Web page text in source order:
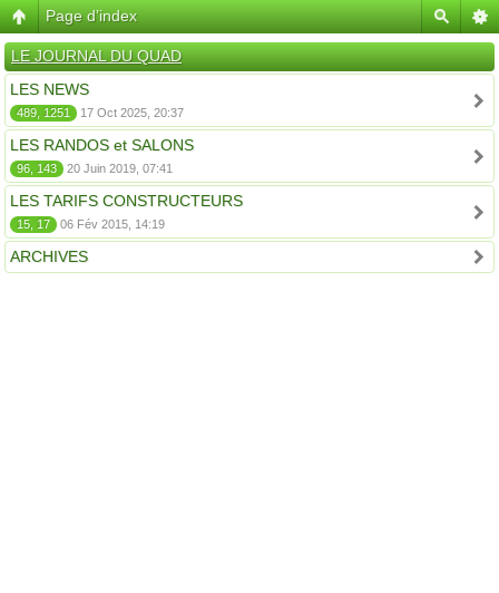
Page d’index
LE JOURNAL DU QUAD
LES NEWS
489, 1251 17 Oct 2025, 20:37
LES RANDOS et SALONS
96, 143 20 Juin 2019, 07:41
LES TARIFS CONSTRUCTEURS
15, 17 06 Fév 2015, 14:19
ARCHIVES